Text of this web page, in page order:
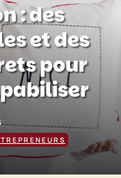
: des
et des
pour